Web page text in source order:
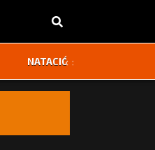
NATACIÓN
‹ ›